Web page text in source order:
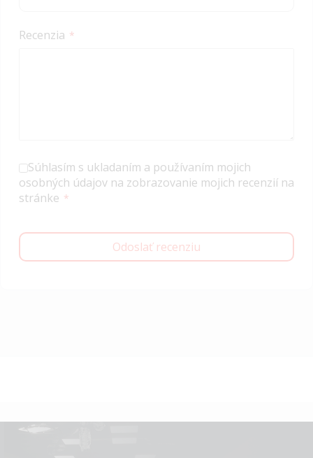
Recenzia
Súhlasím s ukladaním a používaním mojich
osobných údajov na zobrazovanie mojich recenzií na
stránke
Odoslať recenziu